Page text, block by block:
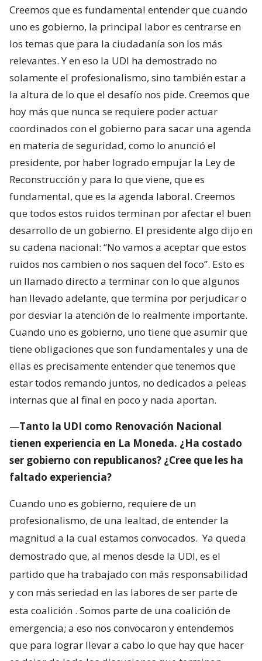
Creemos que es fundamental entender que cuando
uno es gobierno, la principal labor es centrarse en
los temas que para la ciudadanía son los más
relevantes. Y en eso la UDI ha demostrado no
solamente el profesionalismo, sino también estar a
la altura de lo que el desafío nos pide. Creemos que
hoy más que nunca se requiere poder actuar
coordinados con el gobierno para sacar una agenda
en materia de seguridad, como lo anunció el
presidente, por haber logrado empujar la Ley de
Reconstrucción y para lo que viene, que es
fundamental, que es la agenda laboral. Creemos
que todos estos ruidos terminan por afectar el buen
desarrollo de un gobierno. El presidente algo dijo en
su cadena nacional: “No vamos a aceptar que estos
ruidos nos cambien o nos saquen del foco”. Esto es
un llamado directo a terminar con lo que algunos
han llevado adelante, que termina por perjudicar o
por desviar la atención de lo realmente importante.
Cuando uno es gobierno, uno tiene que asumir que
tiene obligaciones que son fundamentales y una de
ellas es precisamente entender que tenemos que
estar todos remando juntos, no dedicados a peleas
internas que al final en poco y nada aportan.
—Tanto la UDI como Renovación Nacional
tienen experiencia en La Moneda. ¿Ha costado
ser gobierno con republicanos? ¿Cree que les ha
faltado experiencia?
Cuando uno es gobierno, requiere de un
profesionalismo, de una lealtad, de entender la
magnitud a la cual estamos convocados. Ya queda
demostrado que, al menos desde la UDI, es el
partido que ha trabajado con más responsabilidad
y con más seriedad en las labores de ser parte de
esta coalición . Somos parte de una coalición de
emergencia; a eso nos convocaron y entendemos
que para lograr llevar a cabo lo que hay que hacer